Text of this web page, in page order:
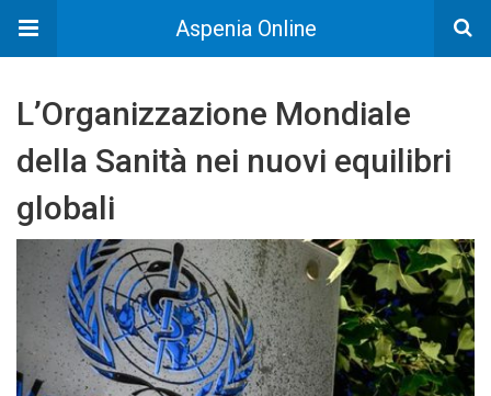
Aspenia Online
L’Organizzazione Mondiale
della Sanità nei nuovi equilibri
globali